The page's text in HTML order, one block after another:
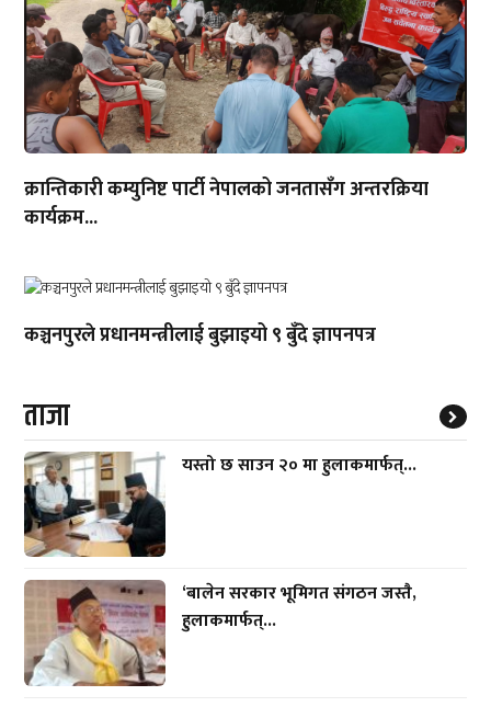
क्रान्तिकारी कम्युनिष्ट पार्टी नेपालको जनतासँग अन्तरक्रिया
कार्यक्रम...
कञ्चनपुरले प्रधानमन्त्रीलाई बुझाइयो ९ बुँदे ज्ञापनपत्र
ताजा
यस्तो छ साउन २० मा हुलाकमार्फत्...
‘बालेन सरकार भूमिगत संगठन जस्तै,
हुलाकमार्फत्...